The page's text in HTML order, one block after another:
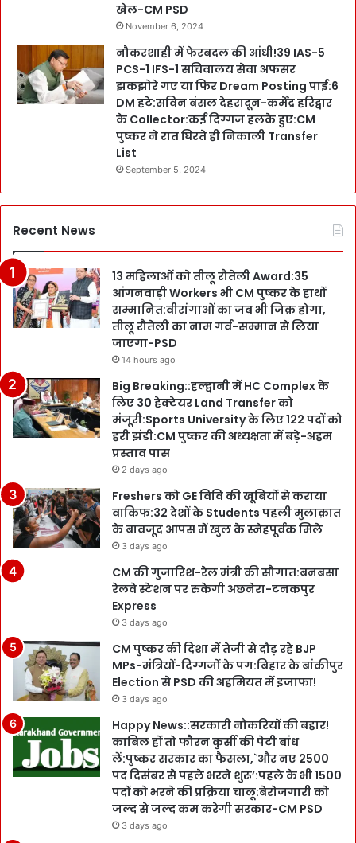
खेल-CM PSD
November 6, 2024
नौकरशाही में फेरबदल की आंधी!39 IAS-5
PCS-1 IFS-1 सचिवालय सेवा अफसर
झकझोरे गए या फिर Dream Posting पाई:6
DM हटे:सविन बंसल देहरादून-कर्मेंद्र हरिद्वार
के Collector:कई दिग्गज हलके हुए:CM
पुष्कर ने रात घिरते ही निकाली Transfer
List
September 5, 2024
Recent News
13 महिलाओं को तीलू रौतेली Award:35
आंगनवाड़ी Workers भी CM पुष्कर के हाथों
सम्मानित:वीरांगाओं का जब भी जिक्र होगा,
तीलू रौतेली का नाम गर्व-सम्मान से लिया
जाएगा-PSD
14 hours ago
Big Breaking::हल्द्वानी में HC Complex के
लिए 30 हेक्टेयर Land Transfer को
मंजूरी:Sports University के लिए 122 पदों को
हरी झंडी:CM पुष्कर की अध्यक्षता में बड़े-अहम
प्रस्ताव पास
2 days ago
Freshers को GE विवि की खूबियों से कराया
वाकिफ:32 देशों के Students पहली मुलाक़ात
के बावजूद आपस में खुल के स्नेहपूर्वक मिले
3 days ago
CM की गुजारिश-रेल मंत्री की सौगात:बनबसा
रेलवे स्टेशन पर रुकेगी अछनेरा-टनकपुर
Express
3 days ago
CM पुष्कर की दिशा में तेजी से दौड़ रहे BJP
MPs-मंत्रियों-दिग्गजों के पग:बिहार के बांकीपुर
Election से PSD की अहमियत में इजाफा!
3 days ago
Happy News::सरकारी नौकरियों की बहार!
काबिल हों तो फौरन कुर्सी की पेटी बांध
लें:पुष्कर सरकार का फैसला,`और नए 2500
पद दिसंबर से पहले भरने शुरू’:पहले के भी 1500
पदों को भरने की प्रक्रिया चालू:बेरोजगारी को
जल्द से जल्द कम करेगी सरकार-CM PSD
3 days ago